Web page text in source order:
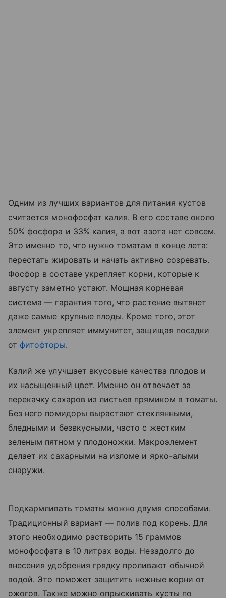
Одним из лучших вариантов для питания кустов
считается монофосфат калия. В его составе около
50% фосфора и 33% калия, а вот азота нет совсем.
Это именно то, что нужно томатам в конце лета:
перестать жировать и начать активно созревать.
Фосфор в составе укрепляет корни, которые к
августу заметно устают. Мощная корневая
система — гарантия того, что растение вытянет
даже самые крупные плоды. Кроме того, этот
элемент укрепляет иммунитет, защищая посадки
от фитофторы.
Калий же улучшает вкусовые качества плодов и
их насыщенный цвет. Именно он отвечает за
перекачку сахаров из листьев прямиком в томаты.
Без него помидоры вырастают стеклянными,
бледными и безвкусными, часто с жестким
зеленым пятном у плодоножки. Макроэлемент
делает их сахарными на изломе и ярко-алыми
снаружи.
Подкармливать томаты можно двумя способами.
Традиционный вариант — полив под корень. Для
этого необходимо растворить 15 граммов
монофосфата в 10 литрах воды. Незадолго до
внесения удобрения грядку проливают обычной
водой. Это поможет защитить нежные корни от
ожогов. Также можно опрыскивать кусты по